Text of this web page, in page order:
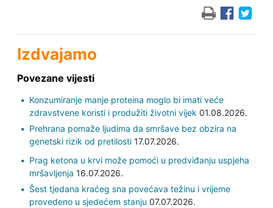
Izdvajamo
Povezane vijesti
Konzumiranje manje proteina moglo bi imati veće
zdravstvene koristi i produžiti životni vijek 01.08.2026.
Prehrana pomaže ljudima da smršave bez obzira na
genetski rizik od pretilosti17.07.2026.
Prag ketona u krvi može pomoći u predviđanju uspjeha
mršavljenja 16.07.2026.
Šest tjedana kraćeg sna povećava težinu i vrijeme
provedeno u sjedećem stanju 07.07.2026.